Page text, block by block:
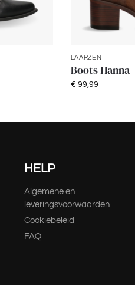
LAARZEN
Boots Hanna
€ 99,99
HELP
Algemene en
leveringsvoorwaarden
Cookiebeleid
FAQ